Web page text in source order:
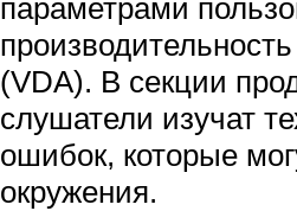
параметрами
(VDA). В секции
слушатели изучат
ошибок, которые
окружения.